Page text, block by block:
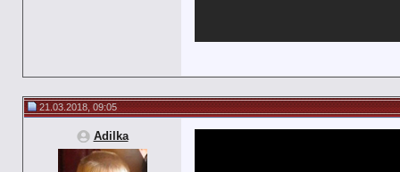
21.03.2018, 09:05
Adilka